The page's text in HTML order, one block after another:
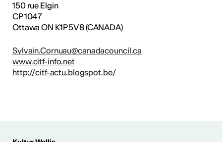
150 rue Elgin
CP 1047
Ottawa ON K1P 5V8 (CANADA)
Sylvain.Cornuau@canadacouncil.ca
www.citf-info.net
http://citf-actu.blogspot.be/